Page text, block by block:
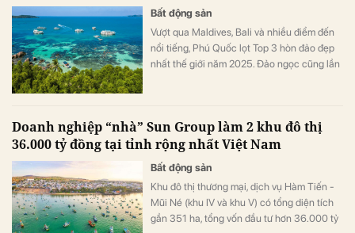
Bất động sản
Vượt qua Maldives, Bali và nhiều điểm đến
nổi tiếng, Phú Quốc lọt Top 3 hòn đảo đẹp
nhất thế giới năm 2025. Đảo ngọc cũng lần
Doanh nghiệp “nhà” Sun Group làm 2 khu đô thị
36.000 tỷ đồng tại tỉnh rộng nhất Việt Nam
Bất động sản
Khu đô thị thương mại, dịch vụ Hàm Tiến -
Mũi Né (khu IV và khu V) có tổng diện tích
gần 351 ha, tổng vốn đầu tư hơn 36.000 tỷ